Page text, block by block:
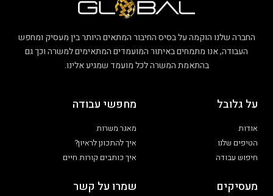
החברה שלנו הוקמה על בסיס החיבור המתאים היותר בין מעסיק ומחפש
העבודה, אנו מתמחים באיתור המועמדים המתאימים למשרה וכך גם
בהתאמת המשרה לכל מועמד שמגיע אלינו.
על גלובל
אודות
הטיפים שלנו
חיפוש עבודה
מחפשי עבודה
מאגר משרות
איך להתכונן לראיון?
איך כותבים קורות חיים
מעסיקים שמרו על קשר